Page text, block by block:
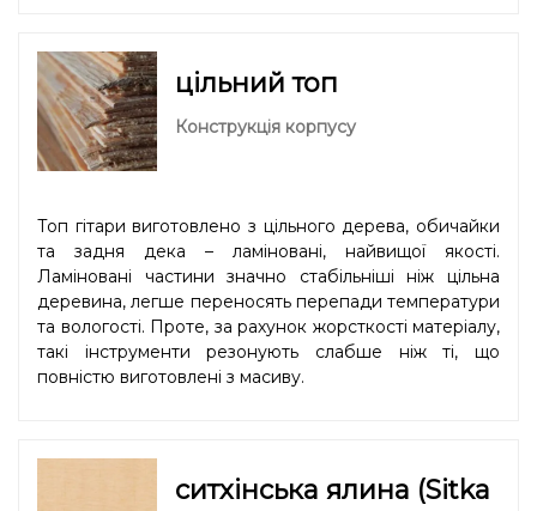
цільний топ
Конструкція корпусу
Топ гітари виготовлено з цільного дерева, обичайки
та задня дека – ламіновані, найвищої якості.
Ламіновані частини значно стабільніші ніж цільна
деревина, легше переносять перепади температури
та вологості. Проте, за рахунок жорсткості матеріалу,
такі інструменти резонують слабше ніж ті, що
повністю виготовлені з масиву.
ситхінська ялина (Sitka